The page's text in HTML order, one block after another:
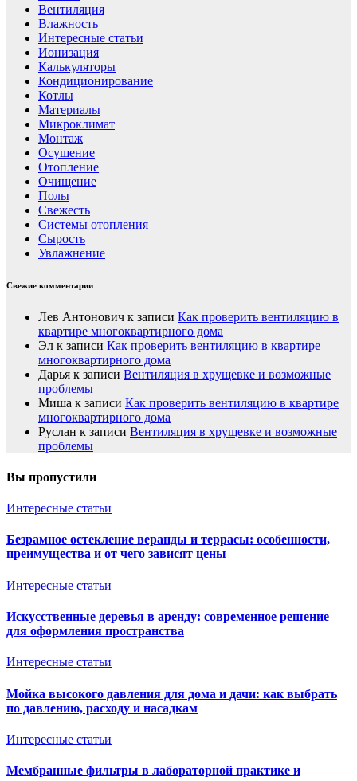
Вентиляция
Влажность
Интересные статьи
Ионизация
Калькуляторы
Кондиционирование
Котлы
Материалы
Микроклимат
Монтаж
Осушение
Отопление
Очищение
Полы
Свежесть
Системы отопления
Сырость
Увлажнение
Свежие комментарии
Лев Антонович к записи Как проверить вентиляцию в
квартире многоквартирного дома
Эл к записи Как проверить вентиляцию в квартире
многоквартирного дома
Дарья к записи Вентиляция в хрущевке и возможные
проблемы
Миша к записи Как проверить вентиляцию в квартире
многоквартирного дома
Руслан к записи Вентиляция в хрущевке и возможные
проблемы
Вы пропустили
Интересные статьи
Безрамное остекление веранды и террасы: особенности,
преимущества и от чего зависят цены
Интересные статьи
Искусственные деревья в аренду: современное решение
для оформления пространства
Интересные статьи
Мойка высокого давления для дома и дачи: как выбрать
по давлению, расходу и насадкам
Интересные статьи
Мембранные фильтры в лабораторной практике и